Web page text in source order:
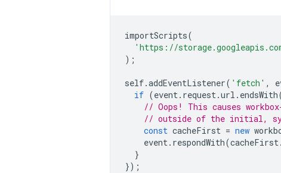
importScripts(
'https://
);
self.addEventListener( 'fetch' ,
if (event. request.url . endsWith
// Oops! This causes
// outside of the initial,
const cacheFirst = new
event. respondWith(cacheFirst.
}
});